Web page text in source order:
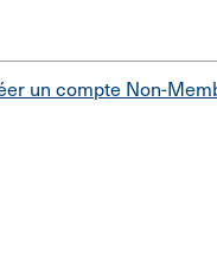
un compte Non-